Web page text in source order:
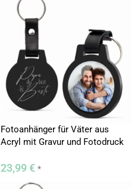
Fotoanhänger für Väter aus
Acryl mit Gravur und Fotodruck
23,99 € *